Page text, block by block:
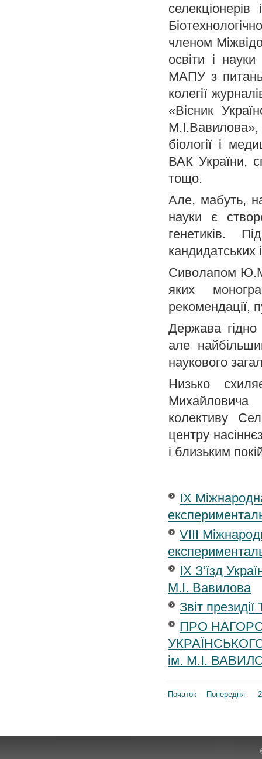
членом
освіти і
МАПУ з
колегії
«Вісник
біології і
ВАК України,
тощо.
Але, мабуть,
науки є
генетиків.
кандидатських
Сиволапом
яких
рекомендації,
Держава гідно
але
наукового
Низько
колективу
центру
і близьким
IX
VIII
IX З’їзд
М.І. Вавилова
Звіт
ПРО
ім. М.І.
Початок Попередня